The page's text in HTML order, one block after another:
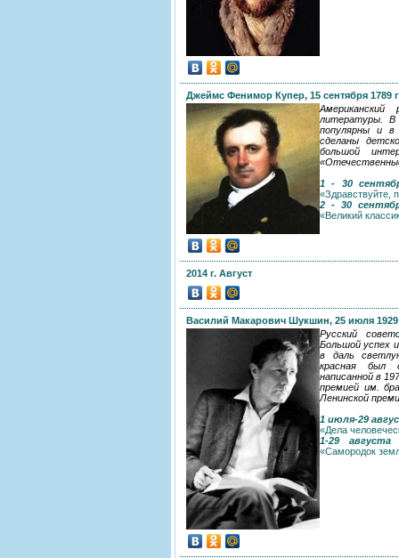
Джеймс Фенимор Купер, 15 сентября 1789
Американский
литературы. В
популярны и в
сделаны
большой
1 - 30
«Здравствуйте,
2 - 30
«Великий
2014 г. Август
Василий Макарович Шукшин, 25 июля 1929
Русский
Большой успех
в даль
красная был
написанной в
премией им.
Ленинской
1 июля-29
«Дела
1-29 августа
«Самородок